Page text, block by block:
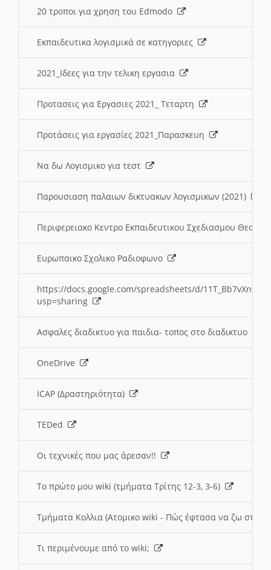
20 τροποι για χρηση του Edmodo
Εκπαιδευτικα λογισμικά σε κατηγοριες
2021_Ιδεες για την τελικη εργασια
Προτασεις για Εργασιες 2021_ Τεταρτη
Προτάσεις για εργασίες 2021_Παρασκευη
Να δω Λογισμικο για τεστ
Παρουσιαση παλαιων δικτυακων λογισμικων (2021)
Περιφερειακο Κεντρο Εκπαιδευτικου Σχεδιασμου
Ευρωπαικο Σχολικο Ραδιοφωνο
https://docs.google.com/spreadsheets/d/
usp=sharing
Ασφαλες διαδικτυο για παιδια- τοπος στο διαδικτυο
OneDrive
ICAP (Δραστηριότητα)
TEDed
Οι τεχνικές που μας άρεσαν!!
Το πρώτο μου wiki (τμήματα Τρίτης 12-3, 3-6)
Τμήματα Κολλια (Ατομικο wiki - Πώς έφτασα να ζω στην
Τι περιμένουμε από το wiki;